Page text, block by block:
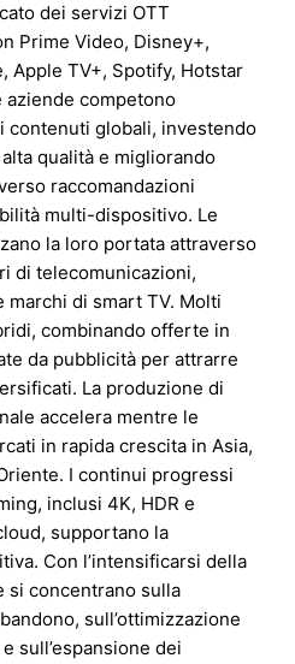
dei servizi OTT
Prime Video, Disney+,
Apple TV+, Spotify, Hotstar
aziende competono
contenuti globali, investendo
qualità e migliorando
raccomandazioni
multi-dispositivo. Le
la loro portata attraverso
di telecomunicazioni,
di smart TV. Molti
combinando offerte in
da pubblicità per attrarre
La produzione di
accelera mentre le
in rapida crescita in Asia,
I continui progressi
inclusi 4K, HDR e
supportano la
Con l’intensificarsi della
si concentrano sulla
sull’ottimizzazione
sull’espansione dei